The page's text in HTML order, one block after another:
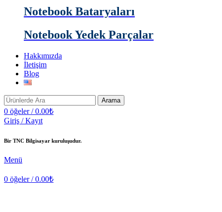
Notebook Bataryaları
Notebook Yedek Parçalar
Hakkımızda
İletişim
Blog
Arama
0 öğeler / 0.00₺
Giriş / Kayıt
Bir TNC Bilgisayar kuruluşudur.
Menü
0 öğeler / 0.00₺